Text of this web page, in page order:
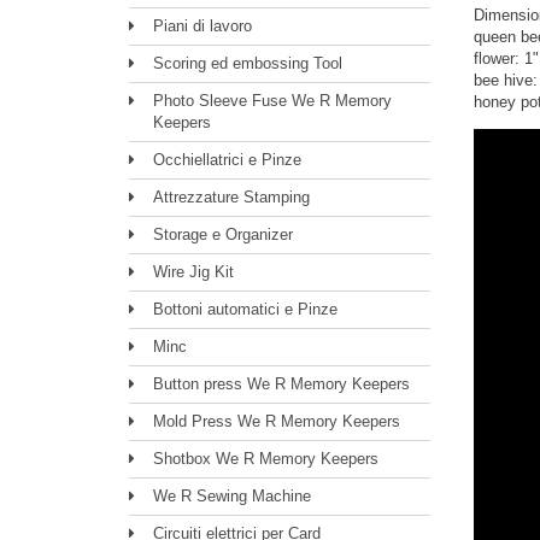
Piani di lavoro
Scoring ed embossing Tool
Photo Sleeve Fuse We R Memory
Keepers
Occhiellatrici e Pinze
Attrezzature Stamping
Storage e Organizer
Wire Jig Kit
Bottoni automatici e Pinze
Minc
Button press We R Memory Keepers
Mold Press We R Memory Keepers
Shotbox We R Memory Keepers
We R Sewing Machine
Circuiti elettrici per Card
queen
flower:
bee
honey